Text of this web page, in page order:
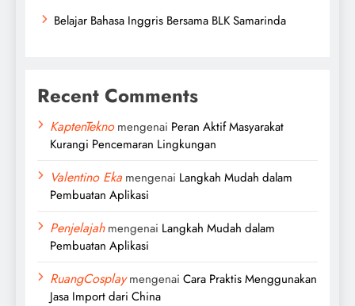
Belajar Bahasa Inggris Bersama BLK Samarinda
Recent Comments
KaptenTeknomengenai Peran Aktif Masyarakat
Kurangi Pencemaran Lingkungan
Valentino Eka mengenai Langkah Mudah dalam
Pembuatan Aplikasi
Penjelajahmengenai Langkah Mudah dalam
Pembuatan Aplikasi
RuangCosplaymengenai Cara Praktis Menggunakan
Jasa Import dari China